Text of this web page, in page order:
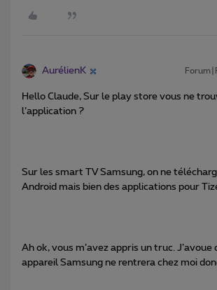
AurélienK
Hello Claude, Sur le play store vous ne
l’application ?
Sur les smart TV Samsung, on ne
Android mais bien des applications pour
Ah ok, vous m’avez appris un truc. J’avoue
appareil Samsung ne rentrera chez moi